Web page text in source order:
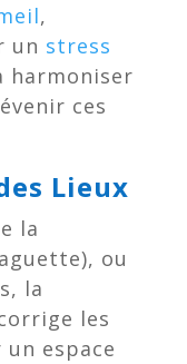
,
un stress
harmoniser
ces
Lieux
la
ou
la
les
espace